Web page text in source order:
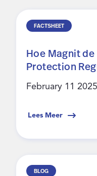
FACTSHEET
Hoe Magnit
Protection
February 11 2025
Lees Meer
BLOG